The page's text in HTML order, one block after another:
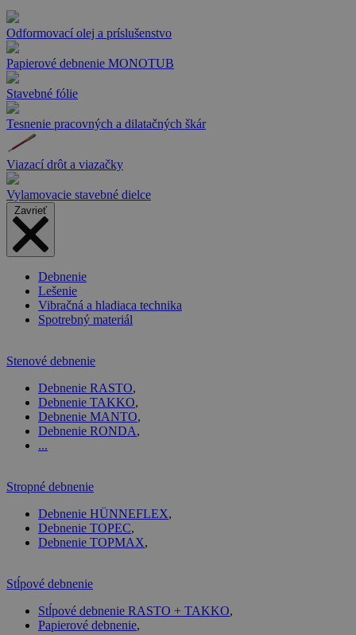
Odformovací olej a príslušenstvo
Papierové debnenie MONOTUB
Stavebné fólie
Tesnenie pracovných a dilatačných škár
Viazací drôt a viazačky
Vylamovacie stavebné dielce
Debnenie
Lešenie
Vibračná a hladiaca technika
Spotrebný materiál
Stenové debnenie
Debnenie RASTO,
Debnenie TAKKO,
Debnenie MANTO,
Debnenie RONDA,
...
Stropné debnenie
Debnenie HÜNNEFLEX,
Debnenie TOPEC,
Debnenie TOPMAX,
Stĺpové debnenie
Stĺpové debnenie RASTO + TAKKO,
Papierové debnenie,